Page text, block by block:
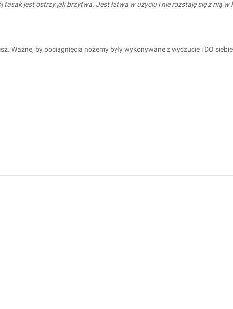
tasak jest ostrzy jak brzytwa. Jest łatwa w użyciu i nie rozstaję się z nią w
Ważne, by pociągnięcia nożemy były wykonywane z wyczucie i DO